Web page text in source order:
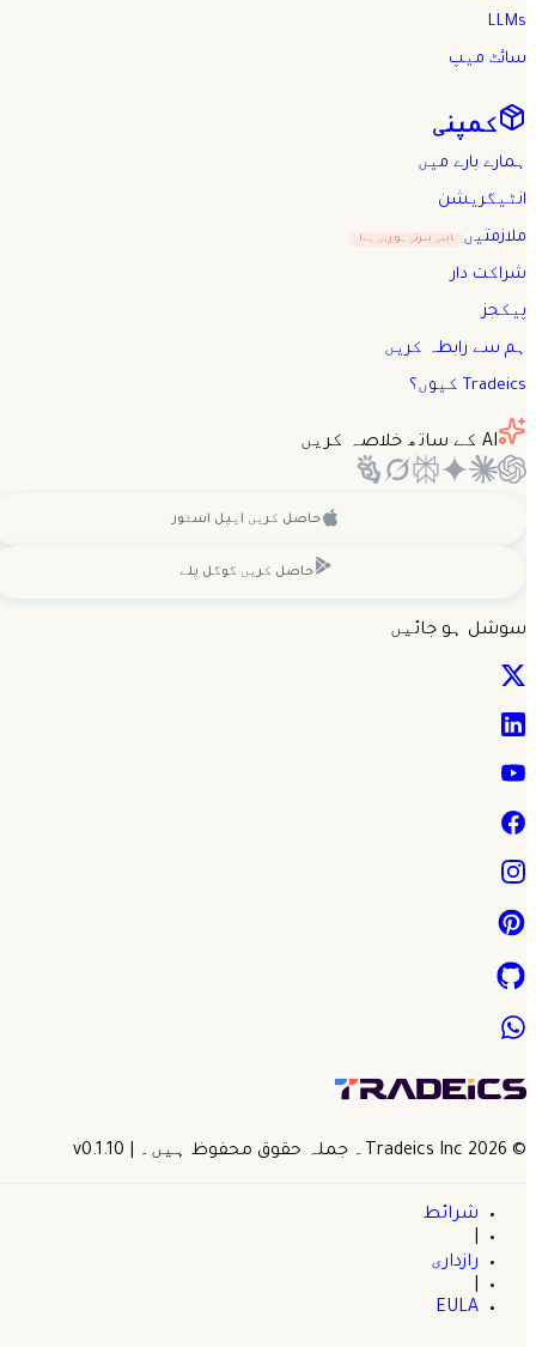
LLMs
سائٹ میپ
کمپنی
ہمارے بارے میں
انٹیگریشن
ملازمتیں ابھی بھرتی ہو رہی ہے!
شراکت دار
پیکجز
ہم سے رابطہ کریں
Tradeics کیوں؟
AI کے ساتھ خلاصہ کریں
حاصل کریں ایپل اسٹور
حاصل کریں گوگل پلے
سوشل ہو جائیں
©
2026 Tradeics Inc۔ جملہ حقوق محفوظ ہیں۔ | v
0.1.10
شرائط
رازداری
EULA